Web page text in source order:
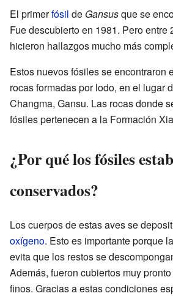
El primerfósil de Gansusque se
Fue descubierto en 1981. Pero entre
hicieron hallazgos mucho más
Estos nuevos fósiles se encontraron
rocas formadas por lodo, en el lugar
Changma, Gansu. Las rocas donde
fósiles pertenecen a la Formación
¿Por qué los fósiles
conservados?
Los cuerpos de estas aves se
oxígeno. Esto es importante porque
evita que los restos se
Además, fueron cubiertos muy
finos. Gracias a estas condiciones